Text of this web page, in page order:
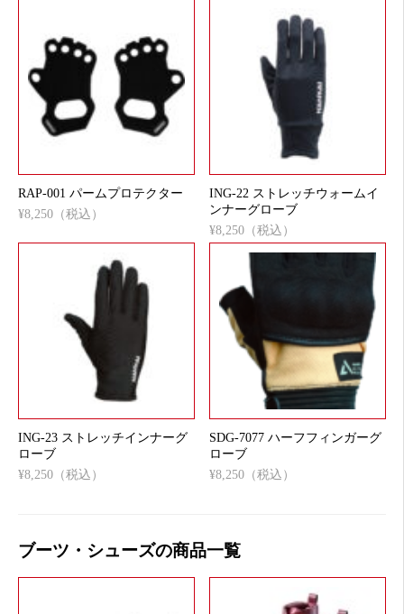
RAP-001 パームプロテクター
¥8,250（税込）
ING-22 ストレッチウォームイ
ンナーグローブ
¥8,250（税込）
ING-23 ストレッチインナーグ
ローブ
¥8,250（税込）
SDG-7077 ハーフフィンガーグ
ローブ
¥8,250（税込）
ブーツ・シューズの商品一覧